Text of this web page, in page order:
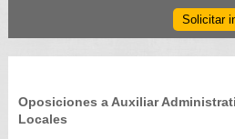
Solicitar
Oposiciones a Auxiliar
Locales